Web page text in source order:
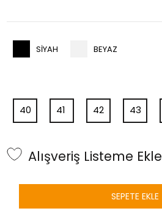
SIYAH BEYAZ
40 41 42 43
Alışveriş Listeme Ekle
SEPETE EKLE